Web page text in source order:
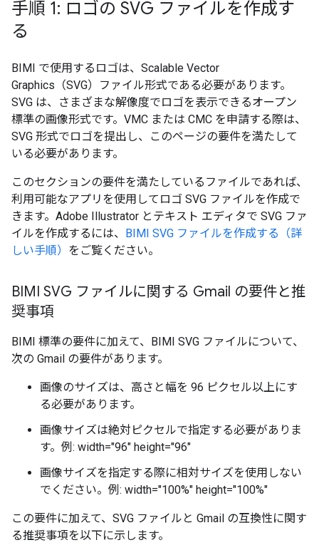
手順 1: ロゴの SVG ファイルを作成す
る
BIMI で使用するロゴは、Scalable Vector
Graphics（SVG）ファイル形式である必要があります。
SVG は、さまざまな解像度でロゴを表示できるオープン
標準の画像形式です。VMC または CMC を申請する際は、
SVG 形式でロゴを提出し、このページの要件を満たして
いる必要があります。
このセクションの要件を満たしているファイルであれば、
利用可能なアプリを使用してロゴ SVG ファイルを作成で
きます。Adobe Illustrator とテキスト エディタで SVG ファ
イルを作成するには、 BIMI SVG ファイルを作成する（詳
しい手順） をご覧ください。
BIMI SVG ファイルに関する Gmail の要件と推
奨事項
BIMI 標準の要件に加えて、BIMI SVG ファイルについて、
次の Gmail の要件があります。
画像のサイズは、高さと幅を 96 ピクセル以上にす
る必要があります。
画像サイズは絶対ピクセルで指定する必要がありま
す。例: width="96" height="96"
画像サイズを指定する際に相対サイズを使用しない
でください。例: width="100%" height="100%"
この要件に加えて、SVG ファイルと Gmail の互換性に関す
る推奨事項を以下に示します。